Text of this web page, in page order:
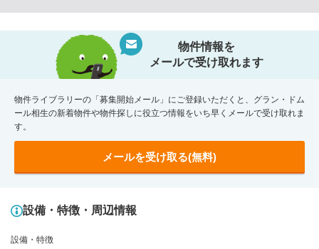
物件情報を
メールで受け取れます
物件ライブラリーの「募集開始メール」にご登録いただくと、グラン・ドム
ール相生の新着物件や物件探しに役立つ情報をいち早くメールで受け取れま
す。
メールを受け取る(無料)
設備・特徴・周辺情報
設備・特徴